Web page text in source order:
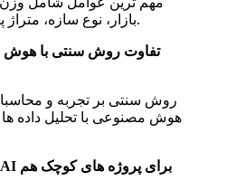
بازار، نوع سازه، متراژ پروژه و زمان خرید هستند.
تفاوت روش سنتی با هوش
روش سنتی بر تجربه و
هوش مصنوعی با تحلیل داده‌